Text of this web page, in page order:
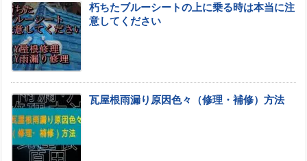
朽ちたブルーシートの上に乗る時は本当に注
意してください
瓦屋根雨漏り原因色々（修理・補修）方法